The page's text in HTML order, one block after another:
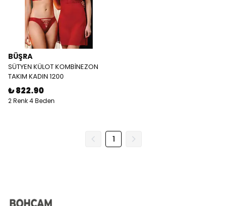
BÜŞRA
SÜTYEN KÜLOT KOMBİNEZON
TAKIM KADIN 1200
₺ 822.90
2 Renk 4 Beden
1